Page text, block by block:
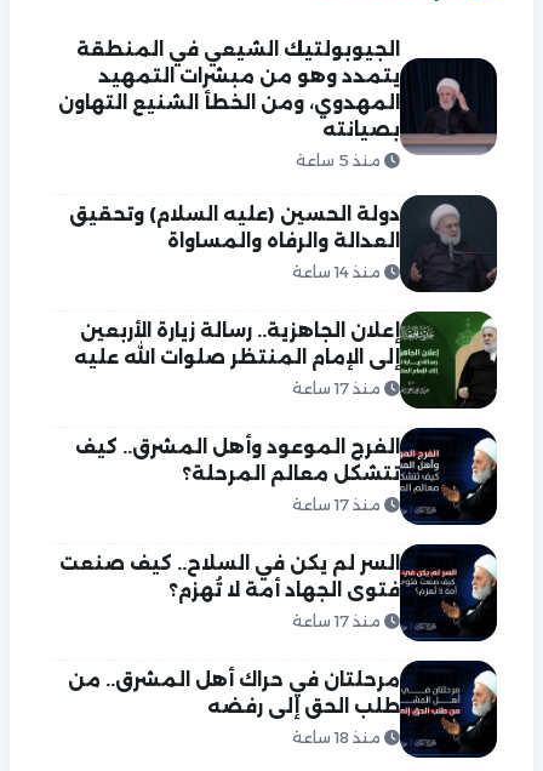
الجيوبولتيك الشيعي في المنطقة
يتمدد وهو من مبشرات التمهيد
المهدوي، ومن الخطأ الشنيع التهاون
بصيانته
منذ 5 ساعة
دولة الحسين (عليه السلام) وتحقيق
العدالة والرفاه والمساواة
منذ 14 ساعة
إعلان الجاهزية.. رسالة زيارة الأربعين
إلى الإمام المنتظر صلوات الله عليه
منذ 17 ساعة
الفرج الموعود وأهل المشرق.. كيف
تتشكل معالم المرحلة؟
منذ 17 ساعة
السر لم يكن في السلاح.. كيف صنعت
فتوى الجهاد أمة لا تُهزم؟
منذ 17 ساعة
مرحلتان في حراك أهل المشرق.. من
طلب الحق إلى رفضه
منذ 18 ساعة